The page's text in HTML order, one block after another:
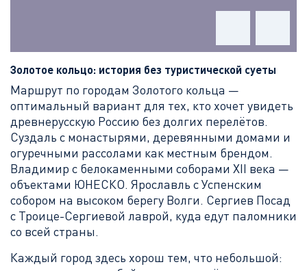
Золотое кольцо: история без туристической суеты
Маршрут по городам Золотого кольца —
оптимальный вариант для тех, кто хочет увидеть
древнерусскую Россию без долгих перелётов.
Суздаль с монастырями, деревянными домами и
огуречными рассолами как местным брендом.
Владимир с белокаменными соборами XII века —
объектами ЮНЕСКО. Ярославль с Успенским
собором на высоком берегу Волги. Сергиев Посад
с Троице-Сергиевой лаврой, куда едут паломники
со всей страны.
Каждый город здесь хорош тем, что небольшой: